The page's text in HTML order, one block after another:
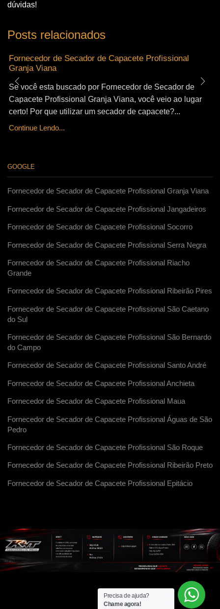
dúvidas!
Posts relacionados
Fornecedor de Secador de Capacete Profissional
Granja Viana
Se você esta buscado por Fornecedor de Secador de
Capacete Profissional Granja Viana, você veio ao lugar
certo! Por que utilizar um secador de capacete?...
Continue Lendo...
GOOGLE
Fornecedor de Secador de Capacete Profissional Granja Viana
Fornecedor de Secador de Capacete Profissional Jangadeiros
Fornecedor de Secador de Capacete Profissional Socorro
Fornecedor de Secador de Capacete Profissional Serra Negra
Fornecedor de Secador de Capacete Profissional Riacho
Grande
Fornecedor de Secador de Capacete Profissional Ribeirão Pires
Fornecedor de Secador de Capacete Profissional São Caetano
do Sul
Fornecedor de Secador de Capacete Profissional São Bernardo
do Campo
Fornecedor de Secador de Capacete Profissional Santo André
Fornecedor de Secador de Capacete Profissional Anchieta
Fornecedor de Secador de Capacete Profissional Maua
Fornecedor de Secador de Capacete Profissional Águas de São
Pedro
Fornecedor de Secador de Capacete Profissional São Roque
Fornecedor de Secador de Capacete Profissional Ribeirão Preto
Fornecedor de Secador de Capacete Profissional Epitácio
Precisa de ajuda?
Chame agora!